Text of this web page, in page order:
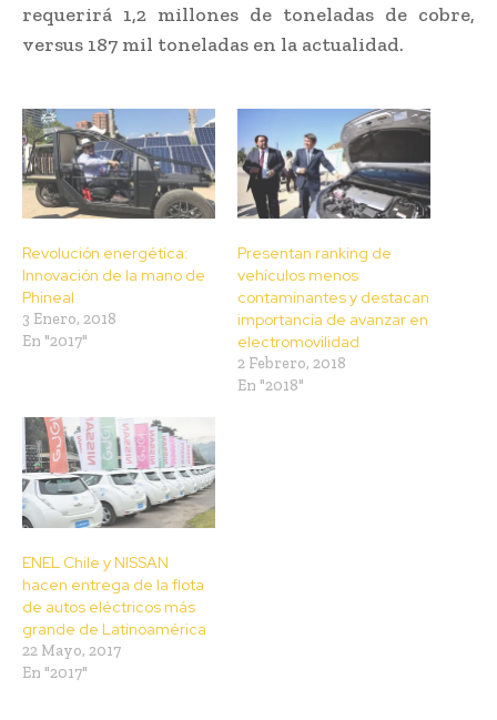
requerirá 1,2 millones de toneladas de cobre,
versus 187 mil toneladas en la actualidad.
Revolución energética:
Innovación de la mano de
Phineal
3 Enero, 2018
En "2017"
Presentan ranking de
vehículos menos
contaminantes y destacan
importancia de avanzar en
electromovilidad
2 Febrero, 2018
En "2018"
ENEL Chile y NISSAN
hacen entrega de la flota
de autos eléctricos más
grande de Latinoamérica
22 Mayo, 2017
En "2017"